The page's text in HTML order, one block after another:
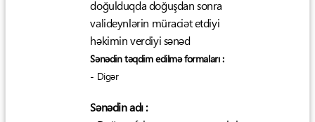
doğulduqda doğuşdan sonra
valideynlərin müraciət etdiyi
həkimin verdiyi sənəd
Sənədin təqdim edilmə formaları :
- Digər
Sənədin adı :